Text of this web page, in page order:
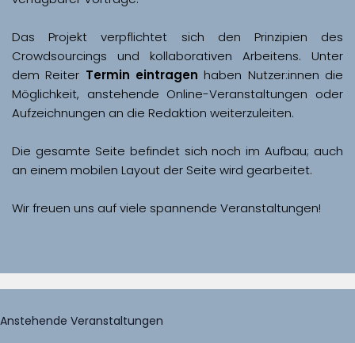
Das Projekt verpflichtet sich den Prinzipien des
Crowdsourcings und kollaborativen Arbeitens. Unter
dem Reiter Termin eintragen haben Nutzer:innen die
Möglichkeit, anstehende Online-Veranstaltungen oder
Aufzeichnungen an die Redaktion weiterzuleiten.
Die gesamte Seite befindet sich noch im Aufbau; auch
Wir freuen uns auf viele spannende Veranstaltungen!
Anstehende Veranstaltungen